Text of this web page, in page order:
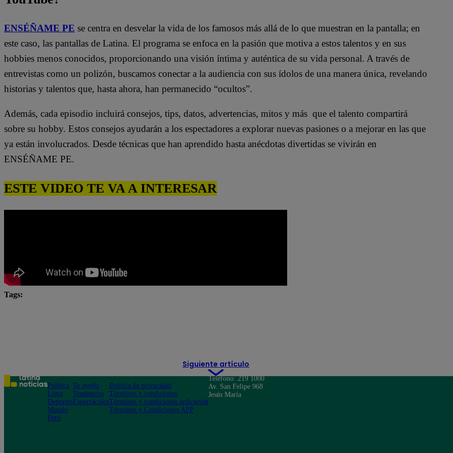
ENSÉÑAME PE se centra en desvelar la vida de los famosos más allá de lo que muestran en la pantalla; en
este caso, las pantallas de Latina. El programa se enfoca en la pasión que motiva a estos talentos y en sus
hobbies menos conocidos, proporcionando una visión íntima y auténtica de su vida personal. A través de
entrevistas como un polizón, buscamos conectar a la audiencia con sus ídolos de una manera única, revelando
historias y talentos que, hasta ahora, han permanecido “ocultos”.
Además, cada episodio incluirá consejos, tips, datos, advertencias, mitos y más que el talento compartirá
sobre su hobby. Estos consejos ayudarán a los espectadores a explorar nuevas pasiones o a mejorar en las que
ya están involucrados. Desde técnicas que han aprendido hasta anécdotas divertidas se vivirán en
ENSÉÑAME PE.
ESTE VIDEO TE VA A INTERESAR
Tags:
Siguiente artículo
Política
Lima
Deportes
Mundo
Perú
Te ayudo
Tendencias
Espectáculos
Política de privacidad
Términos y condiciones
Términos y condiciones aplicación
Términos y Condiciones APP
Teléfono: 219 1000
Av. San Felipe 968
Jesús María